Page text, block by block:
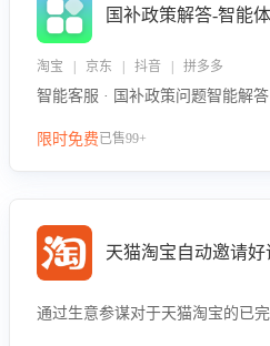
国补政策解答-智能
淘宝 | 京东 | 抖音 | 拼多多
智能客服 · 国补政策问题智能解答
限时免费已售99+
天猫淘宝自动邀请好
通过生意参谋对于天猫淘宝的已